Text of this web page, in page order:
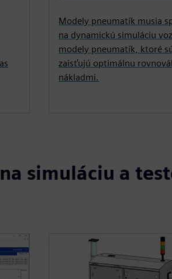
Modely pneumatík musia
na dynamickú simuláciu
modely pneumatík, ktoré
zaisťujú optimálnu
nákladmi.
simuláciu a